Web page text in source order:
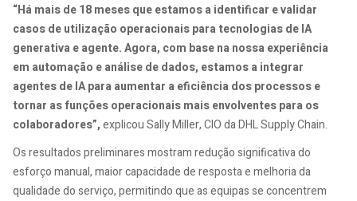
“Há mais de 18 meses que estamos a identificar e validar
casos de utilização operacionais para tecnologias de IA
generativa e agente. Agora, com base na nossa experiência
em automação e análise de dados, estamos a integrar
agentes de IA para aumentar a eficiência dos processos e
tornar as funções operacionais mais envolventes para os
colaboradores”,explicou Sally Miller, CIO da DHL Supply Chain.
Os resultados preliminares mostram redução significativa do
esforço manual, maior capacidade de resposta e melhoria da
qualidade do serviço, permitindo que as equipas se concentrem